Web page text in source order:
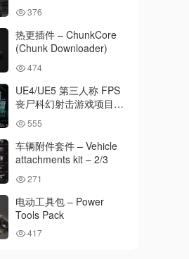
376
热更插件 – ChunkCore
(Chunk Downloader)
474
UE4/UE5 第三人称 FPS
丧尸科幻射击游戏项目完
Project for Third-Person
FPS Sci-Fi Zombie
Shooter (UE4/UE5)
555
车辆附件套件 – Vehicle
attachments kit – 2/3
271
电动工具包 – Power
Tools Pack
417